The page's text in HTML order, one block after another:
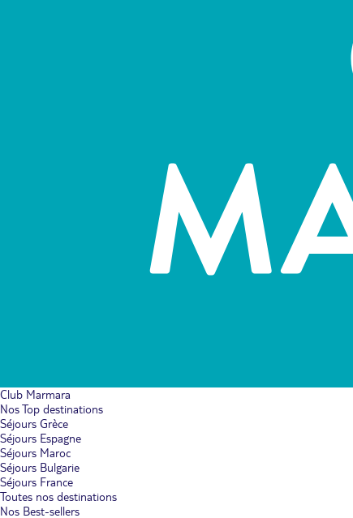
Club Marmara
Nos Top destinations
Séjours Grèce
Séjours Espagne
Séjours Maroc
Séjours Bulgarie
Séjours France
Toutes nos destinations
Nos Best-sellers